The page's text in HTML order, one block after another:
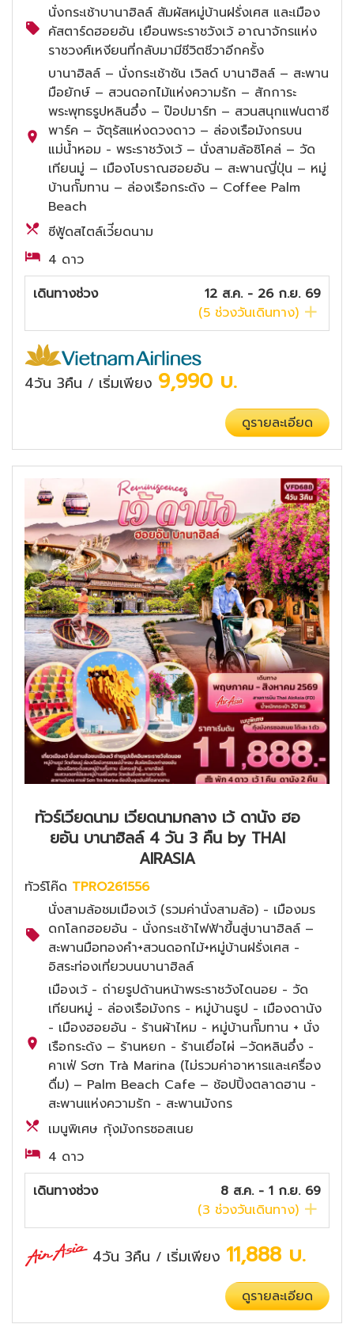
นั่งกระเช้าบานาฮิลล์ สัมผัสหมู่บ้านฝรั่งเศส และเมือง
คัสตาร์ดฮอยอัน เยือนพระราชวังเว้ อาณาจักรแห่ง
ราชวงศ์เหงียนที่กลับมามีชีวิตชีวาอีกครั้ง
บานาฮิลล์ – นั่งกระเช้าซัน เวิลด์ บานาฮิลล์ – สะพาน
มือยักษ์ – สวนดอกไม้แห่งความรัก – สักการะ
พระพุทธรูปหลินอึ๋ง – ป๊อปมาร์ท – สวนสนุกแฟนตาซี
พาร์ค – จัตุรัสแห่งดวงดาว – ล่องเรือมังกรบน
แม่น้ำหอม - พระราชวังเว้ – นั่งสามล้อซิโคล่ – วัด
เทียนมู่ – เมืองโบราณฮอยอัน – สะพานญี่ปุ่น – หมู่
บ้านกั๊มทาน – ล่องเรือกระด้ง – Coffee Palm
Beach
ซีฟู้ดสไตล์เว่ียดนาม
4 ดาว
เดินทางช่วง
12 ส.ค. - 26 ก.ย. 69
(5 ช่วงวันเดินทาง)
4วัน 3คืน / เริ่มเพียง 9,990 บ.
ดูรายละเอียด
ทัวร์เวียดนาม เวียดนามกลาง เว้ ดานัง ฮอ
ยอัน บานาฮิลล์ 4 วัน 3 คืน by THAI
AIRASIA
ทัวร์โค๊ด TPRO261556
นั่งสามล้อชมเมืองเว้ (รวมค่านั่งสามล้อ) - เมืองมร
ดกโลกฮอยอัน - นั่งกระเช้าไฟฟ้าขึ้นสู่บานาฮิลล์ –
สะพานมือทองคำ+สวนดอกไม้+หมู่บ้านฝรั่งเศส -
อิสระท่องเที่ยวบนบานาฮิลล์
เมืองเว้ - ถ่ายรูปด้านหน้าพระราชวังไดนอย - วัด
เทียนหมู่ - ล่องเรือมังกร - หมู่บ้านธูป - เมืองดานัง
- เมืองฮอยอัน - ร้านผ้าไหม - หมู่บ้านกั๊มทาน + นั่ง
เรือกระด้ง – ร้านหยก - ร้านเยื่อไผ่ –วัดหลินอึ๋ง -
คาเฟ่ Sơn Trà Marina (ไม่รวมค่าอาหารและเครื่อง
ดื่ม) – Palm Beach Cafe – ช้อปปิ้งตลาดฮาน -
สะพานแห่งความรัก - สะพานมังกร
เมนูพิเศษ กุ้งมังกรซอสเนย
4 ดาว
เดินทางช่วง
8 ส.ค. - 1 ก.ย. 69
(3 ช่วงวันเดินทาง)
4วัน 3คืน / เริ่มเพียง 11,888 บ.
ดูรายละเอียด